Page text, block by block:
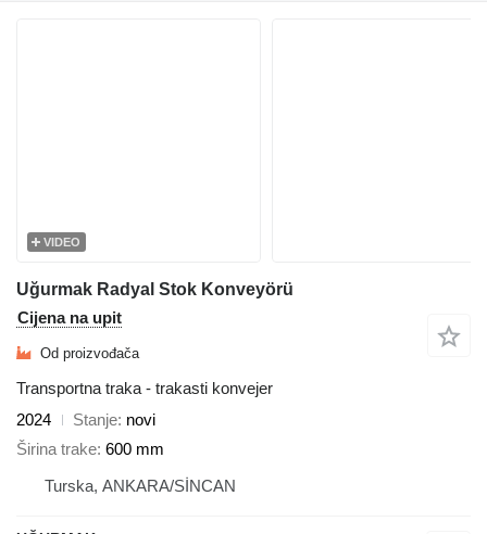
VIDEO
Uğurmak Radyal Stok Konveyörü
Cijena na upit
Od proizvođača
Transportna traka - trakasti konvejer
2024
Stanje novi
Širina trake 600 mm
Turska, ANKARA/SİNCAN